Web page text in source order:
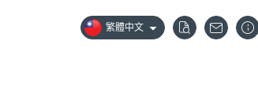
繁體中文